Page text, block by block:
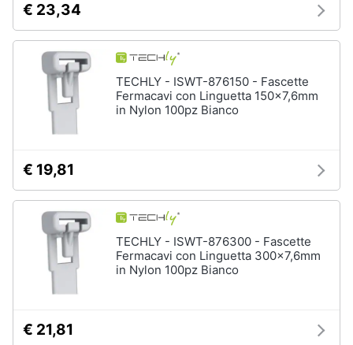
€ 23,34
TECHLY - ISWT-876150 - Fascette
Fermacavi con Linguetta 150x7,6mm
in Nylon 100pz Bianco
€ 19,81
TECHLY - ISWT-876300 - Fascette
Fermacavi con Linguetta 300x7,6mm
in Nylon 100pz Bianco
€ 21,81